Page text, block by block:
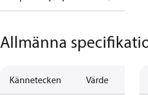
Allmänna
Kännetecken Värde